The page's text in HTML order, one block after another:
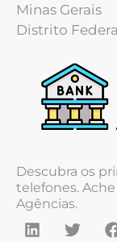
Minas Gerais
Distrito
Descubra os
telefones.
Agências.